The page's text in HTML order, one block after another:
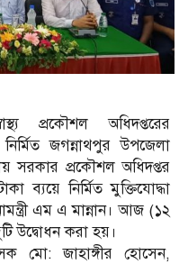
প্রকৌশল অধিদপ্তরের
জগন্নাথপুর উপজেলা
সরকার প্রকৌশল অধিদপ্তর
ব্যয়ে নির্মিত মুক্তিযোদ্ধা
এম এ মান্নান। আজ (১২
উদ্বোধন করা হয়।
মো: জাহাঙ্গীর হোসেন,